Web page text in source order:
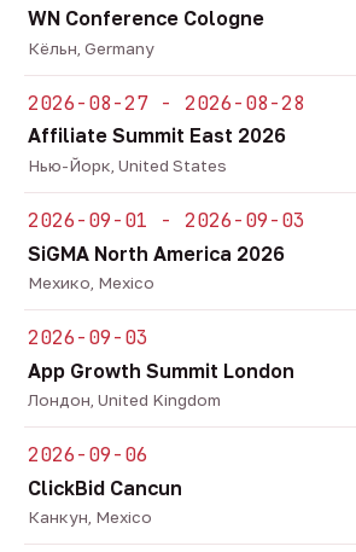
WN Conference Cologne
Кёльн, Germany
2026-08-27 - 2026-08-28
Affiliate Summit East 2026
Нью-Йорк, United States
2026-09-01 - 2026-09-03
SiGMA North America 2026
Мехико, Mexico
2026-09-03
App Growth Summit London
Лондон, United Kingdom
2026-09-06
ClickBid Cancun
Канкун, Mexico